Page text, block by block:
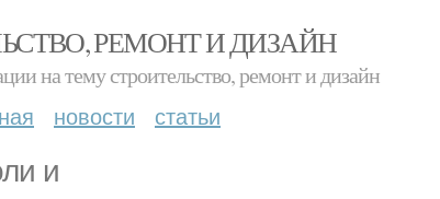
РЕМОНТ И ДИЗАЙН
на тему строительство, ремонт и дизайн
новости статьи
и